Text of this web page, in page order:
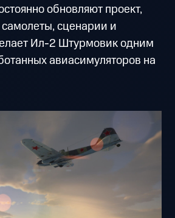
обновляют проект,
сценарии и
Ил-2 Штурмовик одним
авиасимуляторов на